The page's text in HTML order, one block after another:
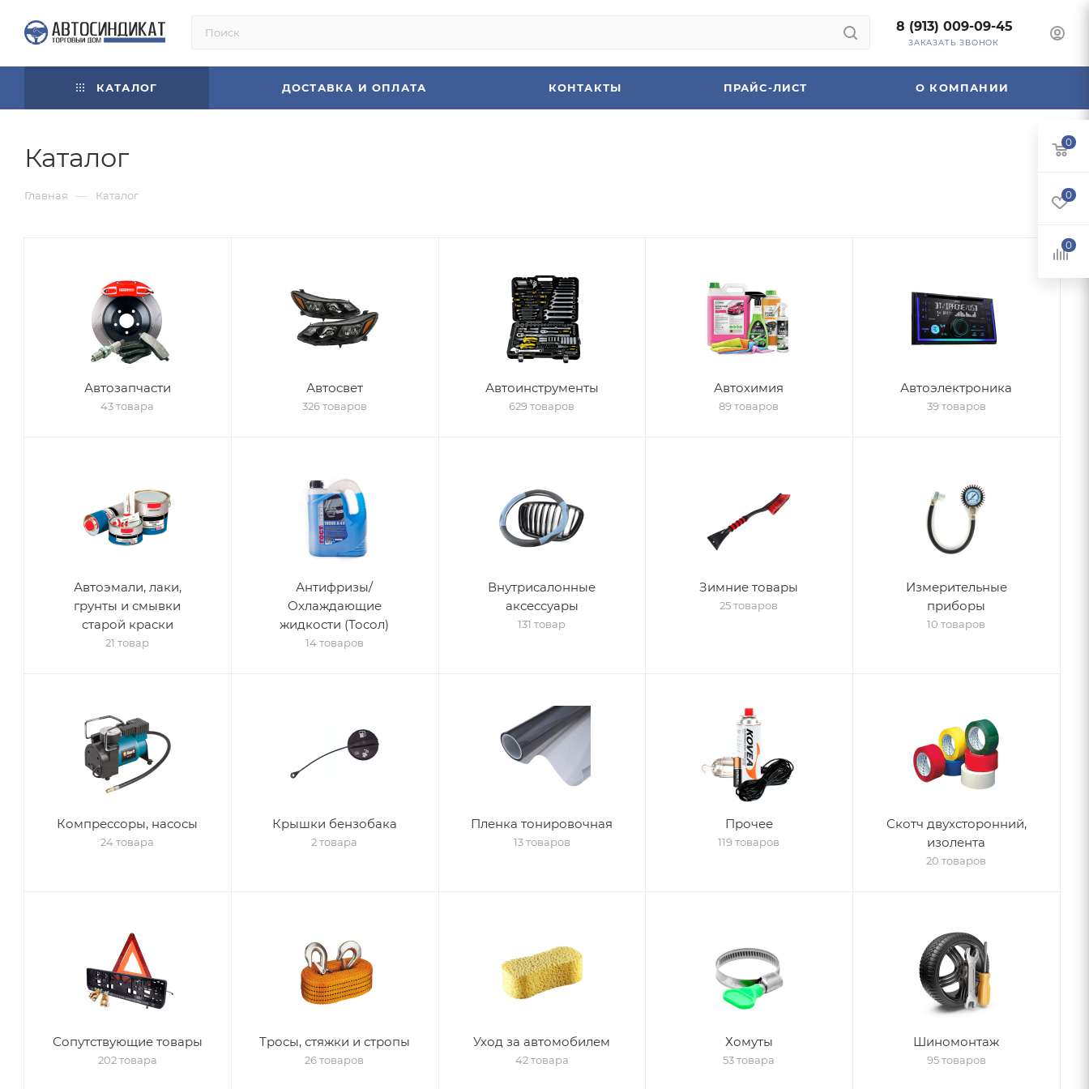
8 (913) 009-09-45
ЗАКАЗАТЬ ЗВОНОК
КАТАЛОГ ДОСТАВКА И ОПЛАТА КОНТАКТЫ ПРАЙС-ЛИСТ О КОМПАНИИ
Каталог
Главная — Каталог
Автозапчасти
43 товара
Автосвет
326 товаров
Автоинструменты
629 товаров
Автохимия
89 товаров
Автоэлектроника
39 товаров
Автоэмали, лаки,
грунты и смывки
старой краски
21 товар
Антифризы/
Охлаждающие
жидкости (Тосол)
14 товаров
Внутрисалонные
аксессуары
131 товар
Зимние товары
25 товаров
Измерительные
приборы
10 товаров
Компрессоры, насосы
24 товара
Крышки бензобака
2 товара
Пленка тонировочная
13 товаров
Прочее
119 товаров
Скотч двухсторонний,
изолента
20 товаров
Сопутствующие товары
202 товара
Тросы, стяжки и стропы
26 товаров
Уход за автомобилем
42 товара
Хомуты
53 товара
Шиномонтаж
95 товаров
0
0
0